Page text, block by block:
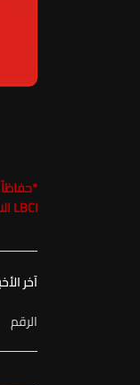
*
LBCI الالكتروني وارفاقه برابط الخبر Hyperlink تحت طائلة الملاحقة القانونية
آخر
الرقم